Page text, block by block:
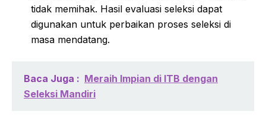
tidak memihak. Hasil evaluasi seleksi dapat
digunakan untuk perbaikan proses seleksi di
masa mendatang.
Baca Juga : Meraih Impian di ITB dengan
Seleksi Mandiri